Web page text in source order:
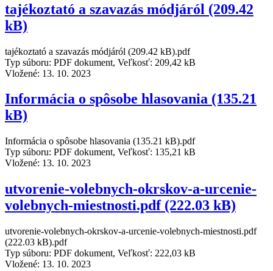
tajékoztató a szavazás módjáról (209.42
kB)
tajékoztató a szavazás módjáról (209.42 kB).pdf
Typ súboru: PDF dokument, Veľkosť: 209,42 kB
Vložené: 13. 10. 2023
Informácia o spôsobe hlasovania (135.21
kB)
Informácia o spôsobe hlasovania (135.21 kB).pdf
Typ súboru: PDF dokument, Veľkosť: 135,21 kB
Vložené: 13. 10. 2023
utvorenie-volebnych-okrskov-a-urcenie-
volebnych-miestnosti.pdf (222.03 kB)
utvorenie-volebnych-okrskov-a-urcenie-volebnych-miestnosti.pdf
(222.03 kB).pdf
Typ súboru: PDF dokument, Veľkosť: 222,03 kB
Vložené: 13. 10. 2023